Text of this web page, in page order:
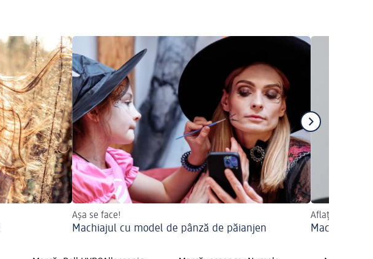
Așa se face!
Machiajul cu model de pânză de păianjen
Aflați mai
Machiaj de